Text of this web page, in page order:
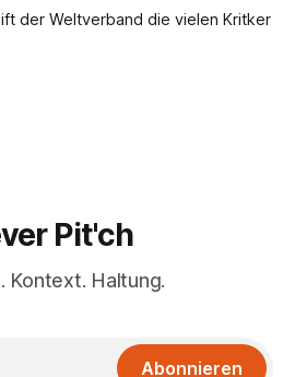
der Weltverband die vielen Kritker
Pit'ch
Kontext. Haltung.
Abonnieren